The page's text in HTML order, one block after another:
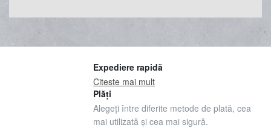
Expediere rapidă
Citeste mai mult
Plăți
Alegeți între diferite metode de plată, cea
mai utilizată și cea mai sigură.